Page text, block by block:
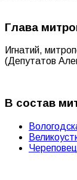
Глава
Игнатий,
(Депутатов
В состав